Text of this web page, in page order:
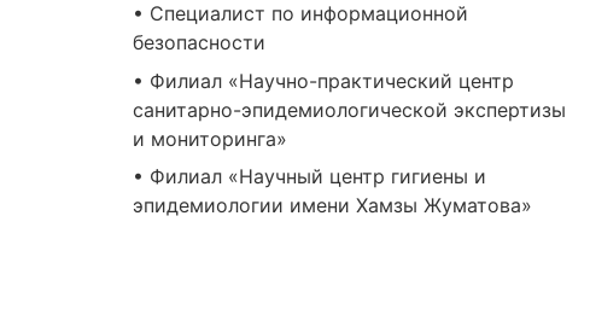
• Специалист по информационной
безопасности
• Филиал «Научно-практический центр
санитарно-эпидемиологической экспертизы
и мониторинга»
• Филиал «Научный центр гигиены и
эпидемиологии имени Хамзы Жуматова»